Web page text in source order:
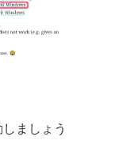
ましょう